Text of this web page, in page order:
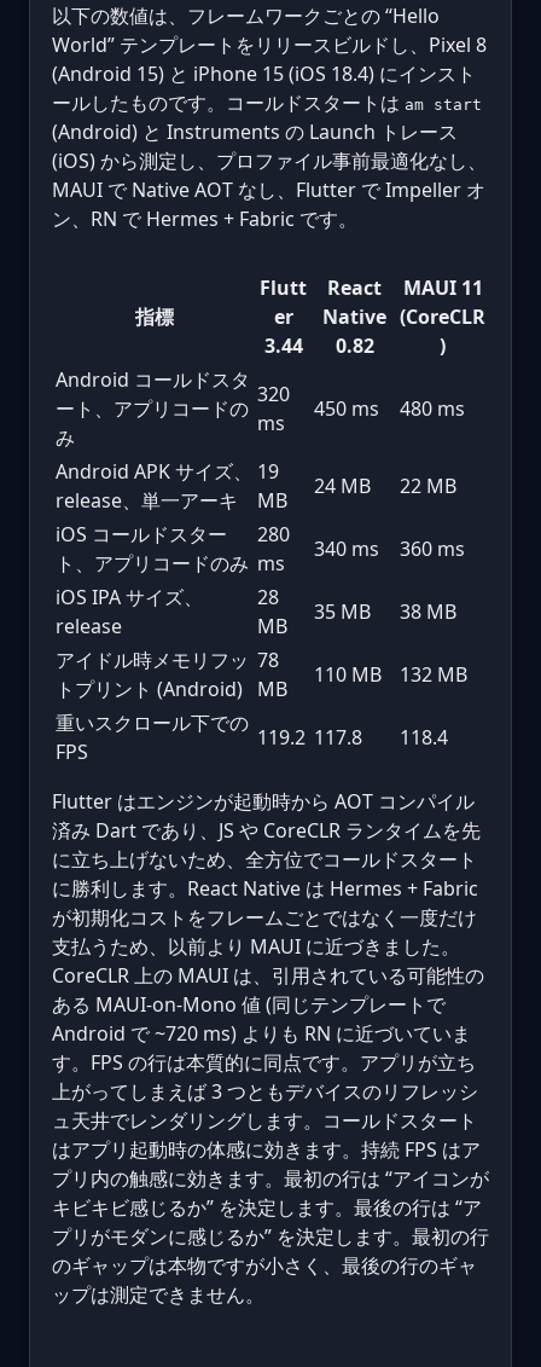
以下の数値は、フレームワークごとの “Hello
World” テンプレートをリリースビルドし、Pixel 8
(Android 15) と iPhone 15 (iOS 18.4) にインスト
ールしたものです。コールドスタートは am start
(Android) と Instruments の Launch トレース
(iOS) から測定し、プロファイル事前最適化なし、
MAUI で Native AOT なし、Flutter で Impeller オ
ン、RN で Hermes + Fabric です。
指標
Flutt
er
3.44
React
Native
0.82
MAUI 11
(CoreCLR
)
Android コールドスタ
ート、アプリコードの
み
320
ms
450 ms 480 ms
Android APK サイズ、
release、単一アーキ
19
MB
24 MB
22 MB
iOS コールドスター
ト、アプリコードのみ
280
ms
340 ms
360 ms
iOS IPA サイズ、
release
28
MB
35 MB
38 MB
アイドル時メモリフッ
トプリント (Android)
78
MB
110 MB
132 MB
重いスクロール下での
FPS
119.2 117.8 118.4
Flutter はエンジンが起動時から AOT コンパイル
済み Dart であり、JS や CoreCLR ランタイムを先
に立ち上げないため、全方位でコールドスタート
に勝利します。React Native は Hermes + Fabric
が初期化コストをフレームごとではなく一度だけ
支払うため、以前より MAUI に近づきました。
CoreCLR 上の MAUI は、引用されている可能性の
ある MAUI-on-Mono 値 (同じテンプレートで
Android で ~720 ms) よりも RN に近づいていま
す。FPS の行は本質的に同点です。アプリが立ち
上がってしまえば 3 つともデバイスのリフレッシ
ュ天井でレンダリングします。コールドスタート
はアプリ起動時の体感に効きます。持続 FPS はア
プリ内の触感に効きます。最初の行は “アイコンが
キビキビ感じるか” を決定します。最後の行は “ア
プリがモダンに感じるか” を決定します。最初の行
のギャップは本物ですが小さく、最後の行のギャ
ップは測定できません。